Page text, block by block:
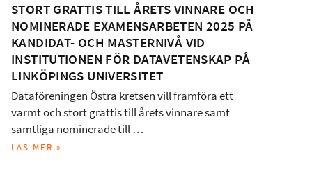
STORT GRATTIS TILL ÅRETS VINNARE OCH
NOMINERADE EXAMENSARBETEN 2025 PÅ
KANDIDAT- OCH MASTERNIVÅ VID
INSTITUTIONEN FÖR DATAVETENSKAP PÅ
LINKÖPINGS UNIVERSITET
Dataföreningen Östra kretsen vill framföra ett
varmt och stort grattis till årets vinnare samt
samtliga nominerade till …
LÄS MER »